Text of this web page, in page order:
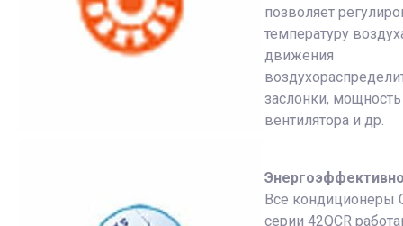
позволяет
температуру
движения
заслонки, мощность
вентилятора и др.
Все кондиционеры
серии 42QCR